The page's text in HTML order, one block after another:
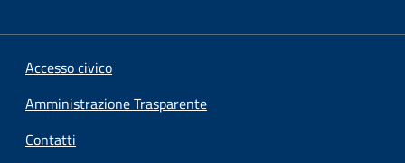
Accesso civico
Amministrazione Trasparente
Contatti